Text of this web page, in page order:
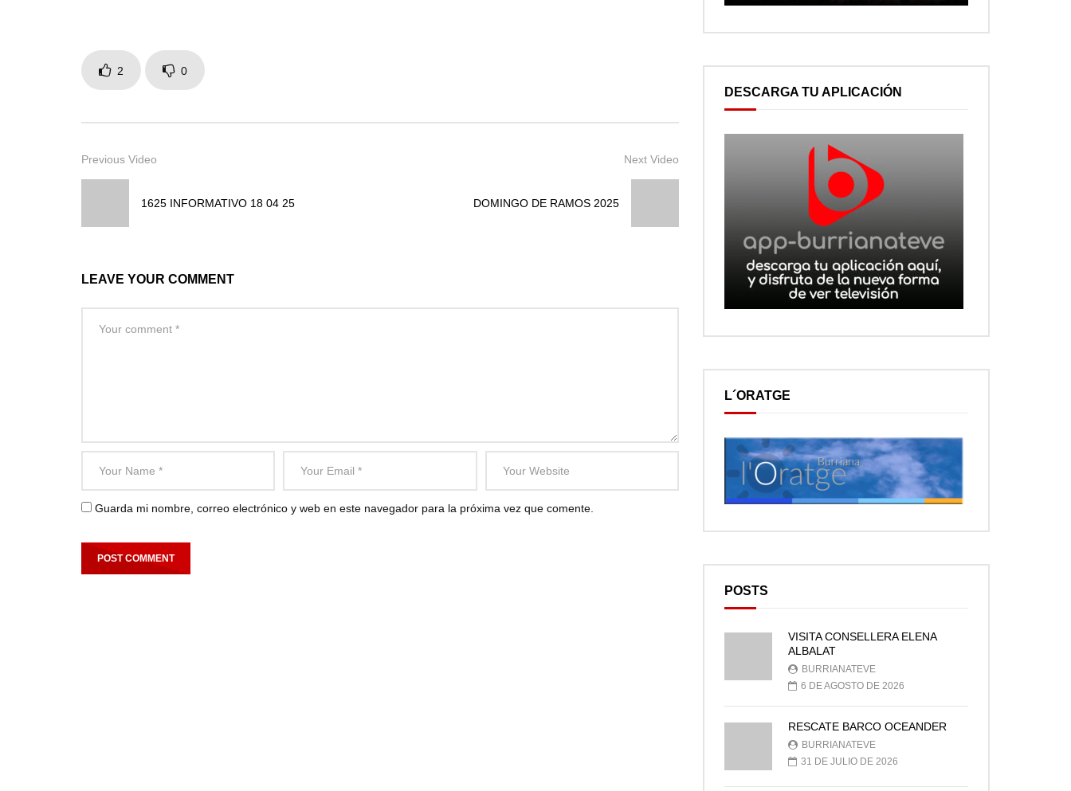
2 0
Previous Video
1625 INFORMATIVO 18 04 25
Next Video
DOMINGO DE RAMOS 2025
LEAVE YOUR COMMENT
Guarda mi nombre, correo electrónico y web en este navegador para la próxima vez que comente.
DESCARGA TU APLICACIÓN
L´ORATGE
POSTS
VISITA CONSELLERA ELENA
ALBALAT
BURRIANATEVE
6 DE AGOSTO DE 2026
RESCATE BARCO OCEANDER
BURRIANATEVE
31 DE JULIO DE 2026